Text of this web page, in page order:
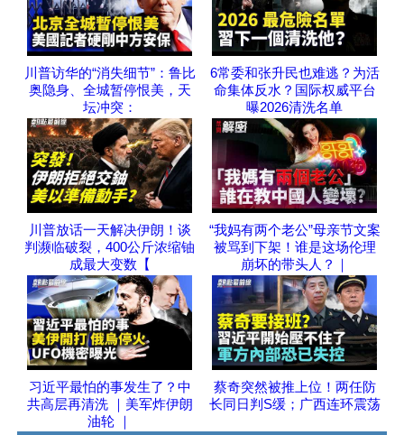
川普访华的“消失细节”：鲁比
奥隐身、全城暂停恨美，天
坛冲突：
6常委和张升民也难逃？为活
命集体反水？国际权威平台
曝2026清洗名单
川普放话一天解决伊朗！谈
判濒临破裂，400公斤浓缩铀
成最大变数【
“我妈有两个老公”母亲节文案
被骂到下架！谁是这场伦理
崩坏的带头人？｜
习近平最怕的事发生了？中
共高层再清洗 ｜美军炸伊朗
油轮 ｜
蔡奇突然被推上位！两任防
长同日判S缓；广西连环震荡